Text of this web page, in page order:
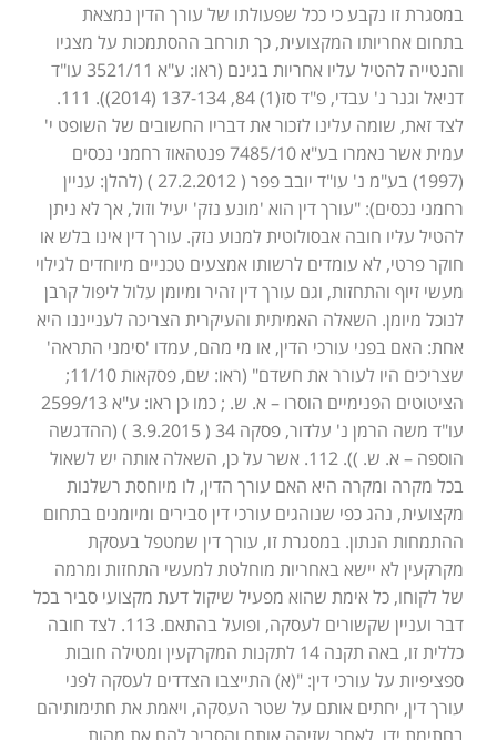
במסגרת זו נקבע כי ככל שפעולתו של עורך הדין נמצאת
בתחום אחריותו המקצועית, כך תורחב ההסתמכות על מצגיו
והנטייה להטיל עליו אחריות בגינם (ראו: ע"א 3521/11 עו"ד
דניאל וגנר נ' עבדי, פ"ד סז(1) 84, 137-134 (2014)). 111.
לצד זאת, שומה עלינו לזכור את דבריו החשובים של השופט י'
עמית אשר נאמרו בע"א 7485/10 פנטהאוז רחמני נכסים
(1997) בע"מ נ' עו"ד יובב פפר ( 27.2.2012 ) (להלן: עניין
רחמני נכסים): "עורך דין הוא 'מונע נזק' יעיל וזול, אך לא ניתן
להטיל עליו חובה אבסולוטית למנוע נזק. עורך דין אינו בלש או
חוקר פרטי, לא עומדים לרשותו אמצעים טכניים מיוחדים לגילוי
מעשי זיוף והתחזות, וגם עורך דין זהיר ומיומן עלול ליפול קרבן
לנוכל מיומן. השאלה האמיתית והעיקרית הצריכה לענייננו היא
אחת: האם בפני עורכי הדין, או מי מהם, עמדו 'סימני התראה'
שצריכים היו לעורר את חשדם" (ראו: שם, פסקאות 11/10;
הציטוטים הפנימיים הוסרו – א. ש. ; כמו כן ראו: ע"א 2599/13
עו"ד משה הרמן נ' עלדור, פסקה 34 ( 3.9.2015 ) (ההדגשה
הוספה – א. ש. )). 112. אשר על כן, השאלה אותה יש לשאול
בכל מקרה ומקרה היא האם עורך הדין, לו מיוחסת רשלנות
מקצועית, נהג כפי שנוהגים עורכי דין סבירים ומיומנים בתחום
ההתמחות הנתון. במסגרת זו, עורך דין שמטפל בעסקת
מקרקעין לא יישא באחריות מוחלטת למעשי התחזות ומרמה
של לקוחו, כל אימת שהוא מפעיל שיקול דעת מקצועי סביר בכל
דבר ועניין שקשורים לעסקה, ופועל בהתאם. 113. לצד חובה
כללית זו, באה תקנה 14 לתקנות המקרקעין ומטילה חובות
ספציפיות על עורכי דין: "(א) התייצבו הצדדים לעסקה לפני
עורך דין, יחתים אותם על שטר העסקה, ויאמת את חתימותיהם